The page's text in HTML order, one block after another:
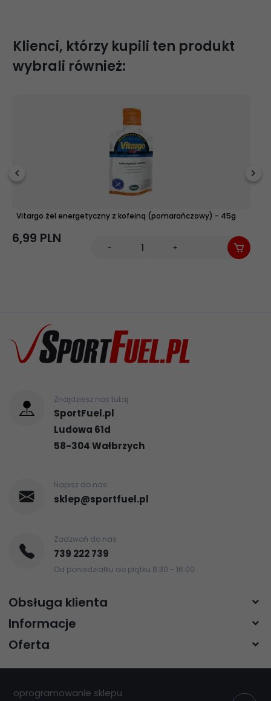
Klaudia
Klienci, którzy kupili ten produkt
wybrali również:
Vitargo żel energetyczny z kofeiną (pomarańczowy) - 45g
6,99 PLN
- +
Znajdziesz nas tutaj:
SportFuel.pl
Ludowa 61d
58-304Wałbrzych
Napisz do nas:
sklep@sportfuel.pl
Zadzwoń do nas:
739 222 739
Od poniedziałku do piątku 8:30 - 16:00
Obsługa klienta
Informacje
Oferta
oprogramowanie sklepu